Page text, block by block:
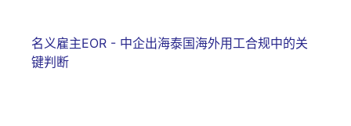
名义雇主EOR - 中企出海泰国海外用工合规中的关
键判断